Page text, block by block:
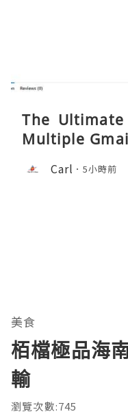
The
Multiple
Carl 5小時前
美食
栢檔極品海
輸
瀏覽次數:745